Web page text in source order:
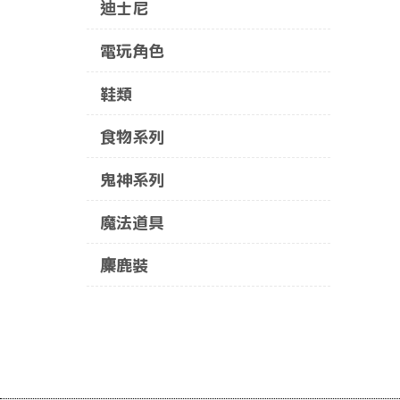
迪士尼
電玩角色
鞋類
食物系列
鬼神系列
魔法道具
麋鹿裝